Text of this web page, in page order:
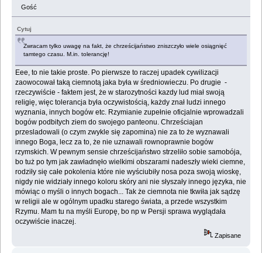
Gość
Cytuj
Zwracam tylko uwagę na fakt, że chrześcijaństwo zniszczyło wiele osiągnięć
tamtego czasu. M.in. tolerancję!
Eee, to nie takie proste. Po pierwsze to raczej upadek cywilizacji
zaowocował taką ciemnotą jaka była w średniowieczu. Po drugie -
rzeczywiście - faktem jest, że w starozytności kazdy lud miał swoją
religię, więc tolerancja była oczywistością, każdy znał ludzi innego
wyznania, innych bogów etc. Rzymianie zupełnie oficjalnie wprowadzali
bogów podbitych ziem do swojego panteonu. Chrześciajan
przesladowali (o czym zwykle się zapomina) nie za to że wyznawali
innego Boga, lecz za to, że nie uznawali rownoprawnie bogów
rzymskich. W pewnym sensie chrześcijaństwo strzeliło sobie samobója,
bo tuż po tym jak zawładnęło wielkimi obszarami nadeszły wieki ciemne,
rodziły się całe pokolenia które nie wyściubiły nosa poza swoją wioskę,
nigdy nie widziały innego koloru skóry ani nie słyszały innego języka, nie
mówiąc o myśli o innych bogach... Tak że ciemnota nie tkwiła jak sądzę
w religii ale w ogólnym upadku starego świata, a przede wszystkim
Rzymu. Mam tu na myśli Europę, bo np w Persji sprawa wyglądała
oczywiście inaczej.
Zapisane